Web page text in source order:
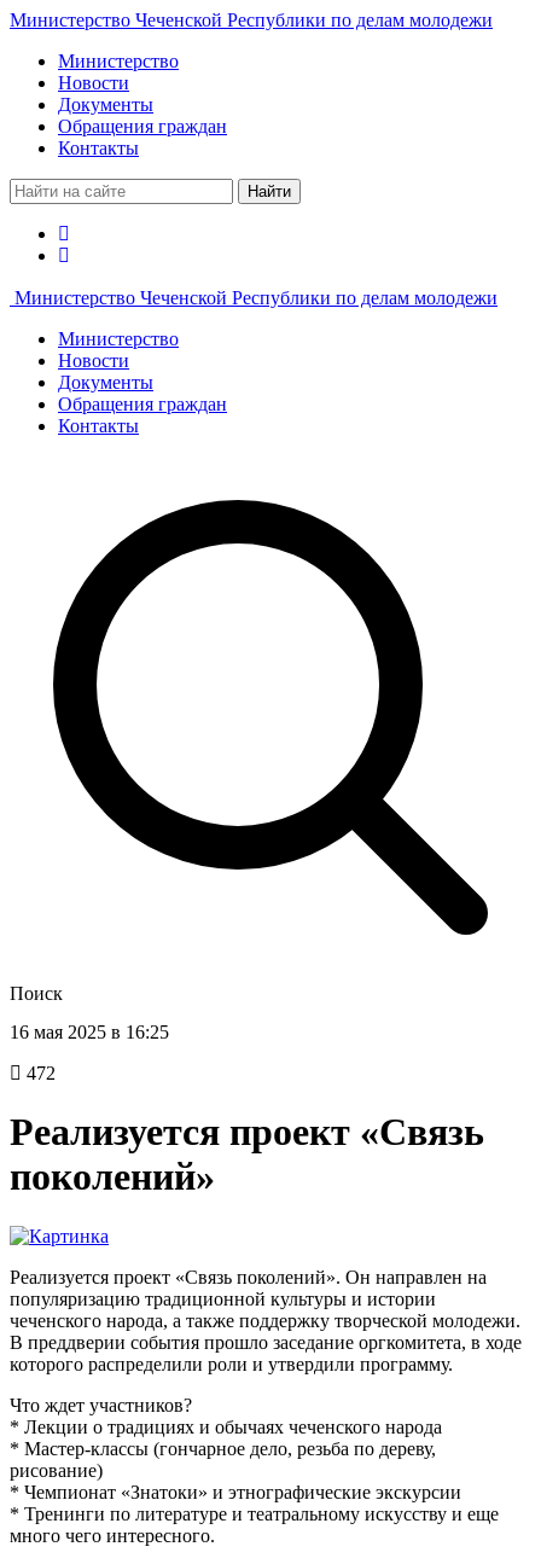
Министерство Чеченской Республики по делам молодежи
Министерство
Новости
Документы
Обращения граждан
Контакты
Найти
Министерство Чеченской Республики по делам молодежи
Министерство
Новости
Документы
Обращения граждан
Контакты
Поиск
16 мая 2025 в 16:25
472
Реализуется проект «Связь
поколений»
Реализуется проект «Связь поколений». Он направлен на
популяризацию традиционной культуры и истории
чеченского народа, а также поддержку творческой молодежи.
В преддверии события прошло заседание оргкомитета, в ходе
которого распределили роли и утвердили программу.
Что ждет участников?
* Лекции о традициях и обычаях чеченского народа
* Мастер-классы (гончарное дело, резьба по дереву,
рисование)
* Чемпионат «Знатоки» и этнографические экскурсии
* Тренинги по литературе и театральному искусству и еще
много чего интересного.